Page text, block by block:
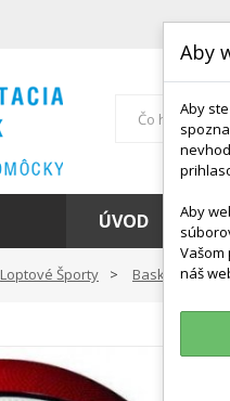
ÚVOD
Loptové Športy Basketbal
Aby
Aby
Aby
náš